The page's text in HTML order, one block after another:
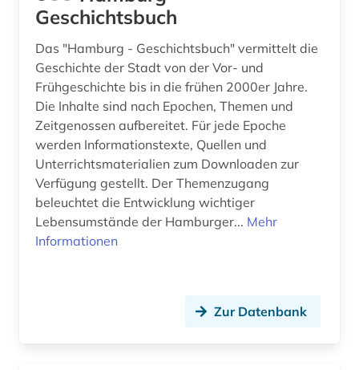
Geschichtsbuch
Das "Hamburg - Geschichtsbuch" vermittelt die
Geschichte der Stadt von der Vor- und
Frühgeschichte bis in die frühen 2000er Jahre.
Die Inhalte sind nach Epochen, Themen und
Zeitgenossen aufbereitet. Für jede Epoche
werden Informationstexte, Quellen und
Unterrichtsmaterialien zum Downloaden zur
Verfügung gestellt. Der Themenzugang
beleuchtet die Entwicklung wichtiger
Lebensumstände der Hamburger... Mehr
Informationen
Zur Datenbank